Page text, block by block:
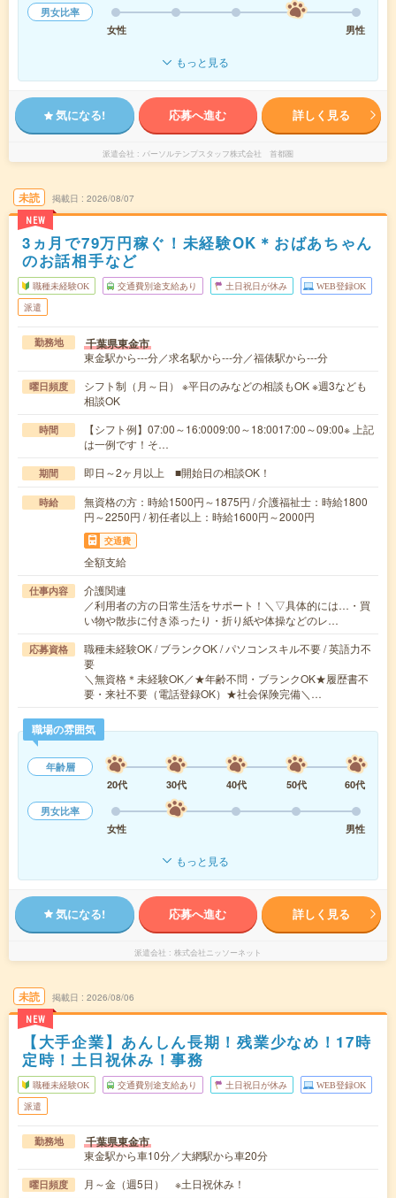
男女比率
女性
男性
もっと見る
気になる! 応募へ進む 詳しく見る
派遣会社 パーソルテンプスタッフ株式会社 首都圏
未読
NEW
掲載日 2026/08/07
3ヵ月で79万円稼ぐ！未経験OK＊おばあちゃん
のお話相手など
職種未経験OK 交通費別途支給あり 土日祝日が休み WEB登録OK
派遣
勤務地 千葉県東金市
東金駅から---分／求名駅から---分／福俵駅から---分
曜日頻度
シフト制（月～日） ※平日のみなどの相談もOK ※週3なども
相談OK
時間
【シフト例】07:00～16:0009:00～18:0017:00～09:00※ 上記
は一例です！そ…
期間 即日～2ヶ月以上 ■開始日の相談OK！
時給
無資格の方：時給1500円～1875円 / 介護福祉士：時給1800
円～2250円 / 初任者以上：時給1600円～2000円
交通費
全額支給
仕事内容
介護関連
／利用者の方の日常生活をサポート！＼▽具体的には…・買
い物や散歩に付き添ったり・折り紙や体操などのレ…
応募資格
職種未経験OK / ブランクOK / パソコンスキル不要 / 英語力不
要
＼無資格＊未経験OK／★年齢不問・ブランクOK★履歴書不
要・来社不要（電話登録OK）★社会保険完備＼…
職場の雰囲気
年齢層
20代
30代 40代 50代
60代
男女比率
女性
男性
もっと見る
気になる! 応募へ進む 詳しく見る
派遣会社 株式会社ニッソーネット
未読
NEW
掲載日 2026/08/06
【大手企業】あんしん長期！残業少なめ！17時
定時！土日祝休み！事務
職種未経験OK 交通費別途支給あり 土日祝日が休み WEB登録OK
派遣
勤務地 千葉県東金市
東金駅から車10分／大網駅から車20分
曜日頻度 月～金（週5日） ※土日祝休み！